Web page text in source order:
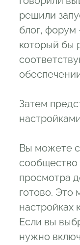
решили
блог, форум
который бы
Затем
Вы можете
сообщество
просмотра
готово. Это
настройках
Если вы
нужно